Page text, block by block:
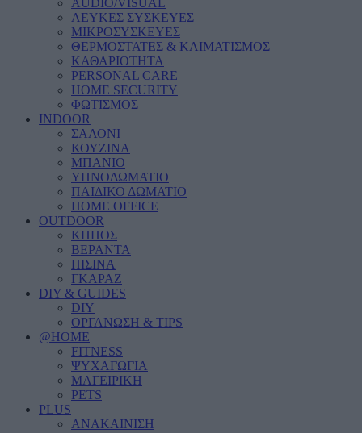
AUDIO/VISUAL
ΛΕΥΚΕΣ ΣΥΣΚΕΥΕΣ
ΜΙΚΡΟΣΥΣΚΕΥΕΣ
ΘΕΡΜΟΣΤΑΤΕΣ & ΚΛΙΜΑΤΙΣΜΟΣ
ΚΑΘΑΡΙΟΤΗΤΑ
PERSONAL CARE
HOME SECURITY
ΦΩΤΙΣΜΟΣ
INDOOR
ΣΑΛΟΝΙ
ΚΟΥΖΙΝΑ
ΜΠΑΝΙΟ
ΥΠΝΟΔΩΜΑΤΙΟ
ΠΑΙΔΙΚΟ ΔΩΜΑΤΙΟ
HOME OFFICE
OUTDOOR
ΚΗΠΟΣ
ΒΕΡΑΝΤΑ
ΠΙΣΙΝΑ
ΓΚΑΡΑΖ
DIY & GUIDES
DIY
ΟΡΓΑΝΩΣΗ & TIPS
@HOME
FITNESS
ΨΥΧΑΓΩΓΙΑ
ΜΑΓΕΙΡΙΚΗ
PETS
PLUS
ΑΝΑΚΑΙΝΙΣΗ